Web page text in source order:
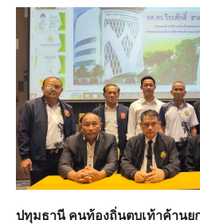
ปทุมธานี คนท้องถิ่นตบเท้าค้านย